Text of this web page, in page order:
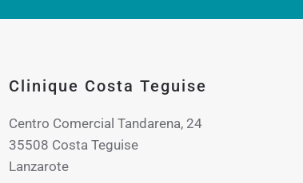
Clinique Costa Teguise
Centro Comercial Tandarena, 24
35508 Costa Teguise
Lanzarote